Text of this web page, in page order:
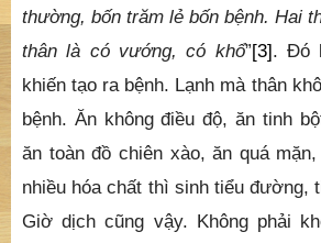
thường, bốn trăm lẻ bốn bệnh. Hai
thân là có vướng, có khổ”[3]. Đó
khiến tạo ra bệnh. Lạnh mà thân
bệnh. Ăn không điều độ, ăn tinh
ăn toàn đồ chiên xào, ăn quá
nhiều hóa chất thì sinh tiểu đường,
Giờ dịch cũng vậy. Không phải